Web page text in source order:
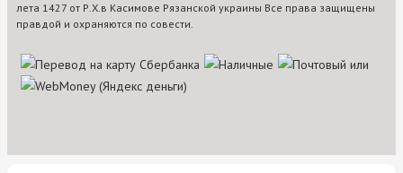
лета 1427 от Р.Х.в Касимове Рязанской украины Все права защищены
правдой и охраняются по совести.